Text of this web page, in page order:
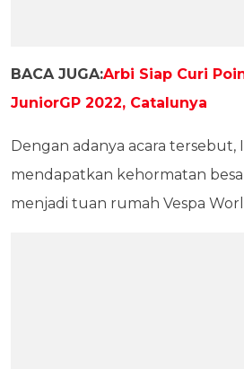
BACA JUGA:Arbi Siap Curi
JuniorGP 2022, Catalunya
Dengan adanya acara tersebut,
mendapatkan kehormatan
menjadi tuan rumah Vespa